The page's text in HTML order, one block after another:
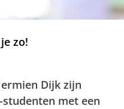
zo!
Dijk zijn
met een